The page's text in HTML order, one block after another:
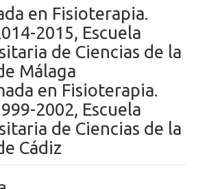
en Fisioterapia.
2015, Escuela
de Ciencias de la
Málaga
en Fisioterapia.
2002, Escuela
de Ciencias de la
Cádiz